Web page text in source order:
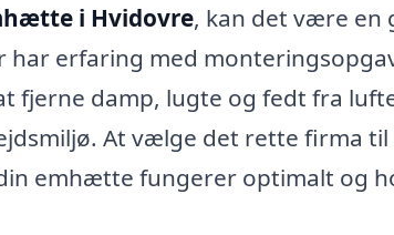
i Hvidovre, kan det være en
erfaring med
fjerne damp, lugte og fedt fra
At vælge det rette firma til
emhætte fungerer optimalt og